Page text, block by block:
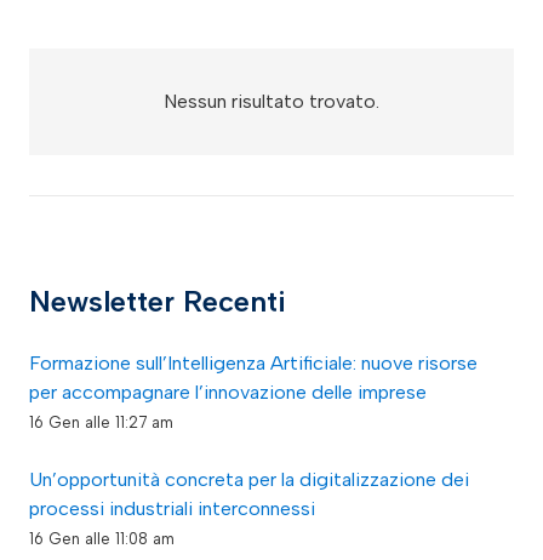
Nessun risultato trovato.
Newsletter Recenti
Formazione sull’Intelligenza Artificiale: nuove risorse
per accompagnare l’innovazione delle imprese
16 Gen alle 11:27 am
Un’opportunità concreta per la digitalizzazione dei
processi industriali interconnessi
16 Gen alle 11:08 am